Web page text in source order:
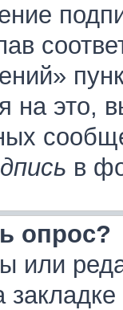
на это,
в
опрос?
или